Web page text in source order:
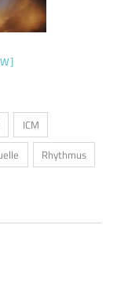
ICM
Rhythmus